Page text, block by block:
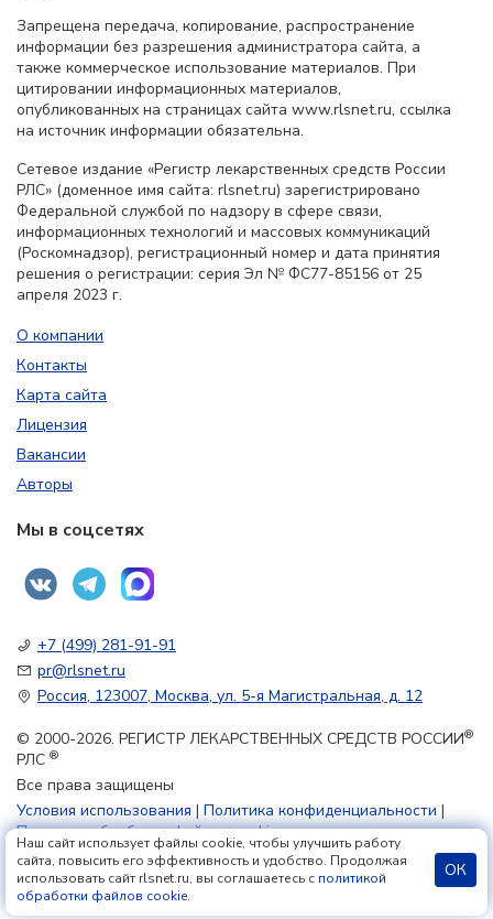
Запрещена передача, копирование, распространение
информации без разрешения администратора сайта, а
также коммерческое использование материалов. При
цитировании информационных материалов,
опубликованных на страницах сайта www.rlsnet.ru, ссылка
на источник информации обязательна.
Сетевое издание «Регистр лекарственных средств России
РЛС» (доменное имя сайта: rlsnet.ru) зарегистрировано
Федеральной службой по надзору в сфере связи,
информационных технологий и массовых коммуникаций
(Роскомнадзор), регистрационный номер и дата принятия
решения о регистрации: серия Эл № ФС77-85156 от 25
апреля 2023 г.
О компании
Контакты
Карта сайта
Лицензия
Вакансии
Авторы
Мы в соцсетях
+7 (499) 281-91-91
pr@rlsnet.ru
Россия, 123007, Москва, ул. 5-я Магистральная, д. 12
© 2000-2026. РЕГИСТР ЛЕКАРСТВЕННЫХ СРЕДСТВ РОССИИ®
РЛС ®
Все права защищены
Условия использования | Политика конфиденциальности |
Политика обработки файлов cookie
18+
Наш сайт использует файлы cookie, чтобы улучшить работу
сайта, повысить его эффективность и удобство. Продолжая
использовать сайт rlsnet.ru, вы соглашаетесь с политикой
обработки файлов cookie.
ОК